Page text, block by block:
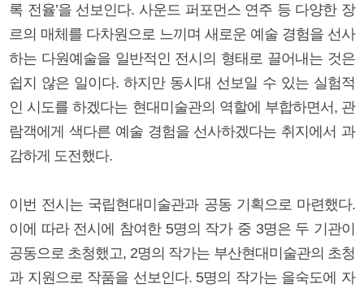
록 전율’을 선보인다. 사운드 퍼포먼스 연주 등 다양한 장
르의 매체를 다차원으로 느끼며 새로운 예술 경험을 선사
하는 다원예술을 일반적인 전시의 형태로 끌어내는 것은
쉽지 않은 일이다. 하지만 동시대 선보일 수 있는 실험적
인 시도를 하겠다는 현대미술관의 역할에 부합하면서, 관
람객에게 색다른 예술 경험을 선사하겠다는 취지에서 과
감하게 도전했다.
이번 전시는 국립현대미술관과 공동 기획으로 마련했다.
이에 따라 전시에 참여한 5명의 작가 중 3명은 두 기관이
공동으로 초청했고, 2명의 작가는 부산현대미술관의 초청
과 지원으로 작품을 선보인다. 5명의 작가는 을숙도에 자